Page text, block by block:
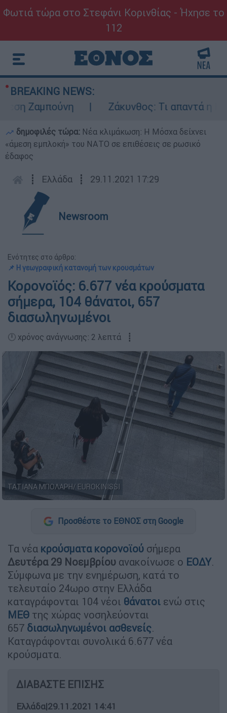
Φωτιά τώρα στο Στεφάνι Κορινθίας - Ήχησε το
112
BREAKING NEWS:
Ζαμπούνη
Ζάκυνθος: Τι απαντά η ΕΛΑΣ
δημοφιλές τώρα: Νέα κλιμάκωση: Η Μόσχα δείχνει
«άμεση εμπλοκή» του ΝΑΤΟ σε επιθέσεις σε ρωσικό
έδαφος
┋ Ελλάδα ┋ 29.11.2021 17:29
Newsroom
Ενότητες στο άρθρο:
📌 Η γεωγραφική κατανομή των κρουσμάτων
Κορονοϊός: 6.677 νέα κρούσματα
σήμερα, 104 θάνατοι, 657
διασωληνωμένοι
🕛 χρόνος ανάγνωσης: 2 λεπτά ┋
ΤΑΤΙΑΝΑ ΜΠΟΛΑΡΗ/ EUROKINISSI
Προσθέστε το ΕΘΝΟΣ στη Google
Τα νέα κρούσματα κορονοϊού σήμερα
Δευτέρα 29 Νοεμβρίου ανακοίνωσε ο ΕΟΔΥ.
Σύμφωνα με την ενημέρωση, κατά το
τελευταίο 24ωρο στην Ελλάδα
καταγράφονται 104 νέοι θάνατοι ενώ στις
ΜΕΘ της χώρας νοσηλεύονται
657 διασωληνωμένοι ασθενείς.
Καταγράφονται συνολικά 6.677 νέα
κρούσματα.
ΔΙΑΒΑΣΤΕ ΕΠΙΣΗΣ
Ελλάδα|29.11.2021 14:41